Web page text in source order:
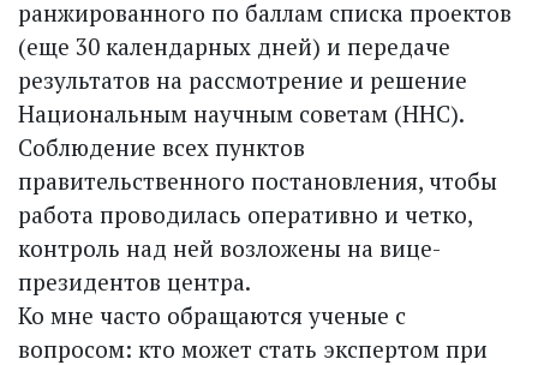
ранжированного по баллам списка проектов
(еще 30 календарных дней) и передаче
результатов на рассмотрение и решение
Национальным научным советам (ННС).
Соблюдение всех пунктов
правительственного постановления, чтобы
работа проводилась оперативно и четко,
контроль над ней возложены на вице-
президентов центра.
Ко мне часто обращаются ученые с
вопросом: кто может стать экспертом при